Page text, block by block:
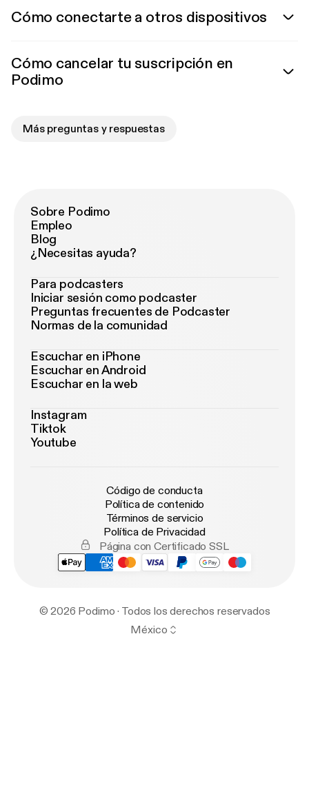
Cómo conectarte a otros dispositivos
Cómo cancelar tu suscripción en
Podimo
Más preguntas y respuestas
Sobre Podimo
Empleo
Blog
¿Necesitas ayuda?
Para podcasters
Iniciar sesión como podcaster
Preguntas frecuentes de Podcaster
Normas de la comunidad
Escuchar en iPhone
Escuchar en Android
Escuchar en la web
Instagram
Tiktok
Youtube
Código de conducta
Política de contenido
Términos de servicio
Política de Privacidad
Página con Certificado SSL
© 2026 Podimo · Todos los derechos reservados
México